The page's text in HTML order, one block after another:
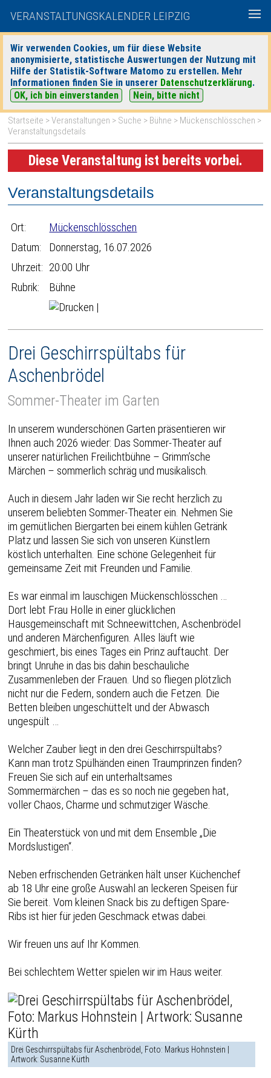
VERANSTALTUNGSKALENDER LEIPZIG
Wir verwenden Cookies, um für diese Website
anonymisierte, statistische Auswertungen der Nutzung mit
Hilfe der Statistik-Software Matomo zu erstellen. Mehr
Informationen finden Sie in unserer Datenschutzerklärung.
OK, ich bin einverstanden
Nein, bitte nicht
heute|morgen| Detaillierte Suche
Startseite >Veranstaltungen > Suche > Bühne > Mückenschlösschen >
Veranstaltungsdetails
Diese Veranstaltung ist bereits vorbei.
Veranstaltungsdetails
Ort:
Mückenschlösschen
Datum:
Donnerstag, 16.07.2026
Uhrzeit: 20:00 Uhr
Rubrik:
Bühne
|
Drei Geschirrspültabs für
Aschenbrödel
Sommer-Theater im Garten
In unserem wunderschönen Garten präsentieren wir
Ihnen auch 2026 wieder: Das Sommer-Theater auf
unserer natürlichen Freilichtbühne – Grimm’sche
Märchen – sommerlich schräg und musikalisch.
Auch in diesem Jahr laden wir Sie recht herzlich zu
unserem beliebten Sommer-Theater ein. Nehmen Sie
im gemütlichen Biergarten bei einem kühlen Getränk
Platz und lassen Sie sich von unseren Künstlern
köstlich unterhalten. Eine schöne Gelegenheit für
gemeinsame Zeit mit Freunden und Familie.
Es war einmal im lauschigen Mückenschlösschen …
Dort lebt Frau Holle in einer glücklichen
Hausgemeinschaft mit Schneewittchen, Aschenbrödel
und anderen Märchenfiguren. Alles läuft wie
geschmiert, bis eines Tages ein Prinz auftaucht. Der
bringt Unruhe in das bis dahin beschauliche
Zusammenleben der Frauen. Und so fliegen plötzlich
nicht nur die Federn, sondern auch die Fetzen. Die
Betten bleiben ungeschüttelt und der Abwasch
ungespült …
Welcher Zauber liegt in den drei Geschirrspültabs?
Kann man trotz Spülhänden einen Traumprinzen finden?
Freuen Sie sich auf ein unterhaltsames
Sommermärchen – das es so noch nie gegeben hat,
voller Chaos, Charme und schmutziger Wäsche.
Ein Theaterstück von und mit dem Ensemble „Die
Mordslustigen“.
Neben erfrischenden Getränken hält unser Küchenchef
ab 18 Uhr eine große Auswahl an leckeren Speisen für
Sie bereit. Vom kleinen Snack bis zu deftigen Spare-
Ribs ist hier für jeden Geschmack etwas dabei.
Wir freuen uns auf Ihr Kommen.
Bei schlechtem Wetter spielen wir im Haus weiter.
Drei Geschirrspültabs für Aschenbrödel, Foto: Markus Hohnstein |
Artwork: Susanne Kürth